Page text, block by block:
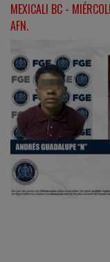
MEXICALI BC -
AFN.